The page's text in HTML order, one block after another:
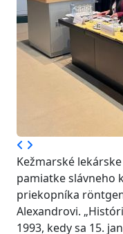
Kežmarské
pamiatke slávneho
priekopníka
Alexandrovi.
1993, kedy sa 15.